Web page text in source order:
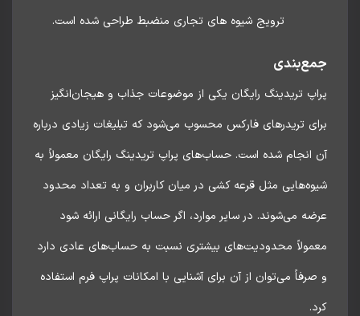
ترویج شیوه های تجاری منضبط طراحی شده است.
تریدینگ رایگان یکی از موضوعات جذاب و هیجان‌انگیز
تریدرهای فارکس محسوب می‌شود که تبلیغات زیادی درباره
انجام شده است. حساب‌های پراپ تریدینگ رایگان معمولاً به
مثل قرعه کشی در میان کاربران و به تعداد محدود
می‌شوند. در سایر موارد، اگر حساب رایگانی ارائه شود
محدودیت‌های بیشتری نسبت به حساب‌های عادی دارد
می‌توان از آن برای آشنایی با امکانات پراپ فرم استفاده